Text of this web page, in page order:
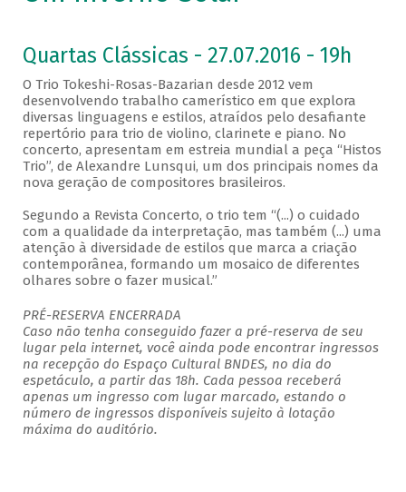
Quartas Clássicas - 27.07.2016 - 19h
O Trio Tokeshi-Rosas-Bazarian desde 2012 vem
desenvolvendo trabalho camerístico em que explora
diversas linguagens e estilos, atraídos pelo desafiante
repertório para trio de violino, clarinete e piano. No
concerto, apresentam em estreia mundial a peça “Histos
Trio”, de Alexandre Lunsqui, um dos principais nomes da
nova geração de compositores brasileiros.
Segundo a Revista Concerto, o trio tem “(...) o cuidado
com a qualidade da interpretação, mas também (...) uma
atenção à diversidade de estilos que marca a criação
contemporânea, formando um mosaico de diferentes
olhares sobre o fazer musical.”
PRÉ-RESERVA ENCERRADA
Caso não tenha conseguido fazer a pré-reserva de seu
lugar pela internet, você ainda pode encontrar ingressos
na recepção do Espaço Cultural BNDES, no dia do
espetáculo, a partir das 18h. Cada pessoa receberá
apenas um ingresso com lugar marcado, estando o
número de ingressos disponíveis sujeito à lotação
máxima do auditório.